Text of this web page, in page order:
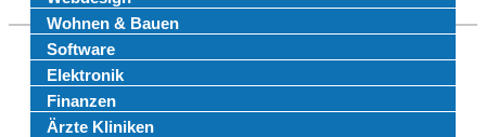
Wohnen & Bauen
Software
Elektronik
Finanzen
Ärzte Kliniken